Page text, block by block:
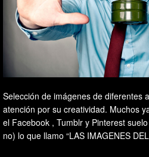
Selección de imágenes de diferentes
atención por su creatividad. Muchos
el Facebook , Tumblr y Pinterest
no) lo que llamo “LAS IMAGENES